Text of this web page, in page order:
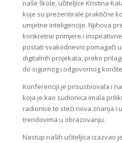
naše škole, učiteljice Kristina
koje su prezentirale praktične
umjetne inteligencije. Njihova
konkretne primjere i
postati svakodnevni pomagači
digitalnih projekata, preko
do sigurnog i odgovornog
Konferenciji je prisustvovala i
koja je kao sudionica imala
radionice te steći nova znanja i
trendovima u obrazovanju.
Nastup naših učiteljica izazvao